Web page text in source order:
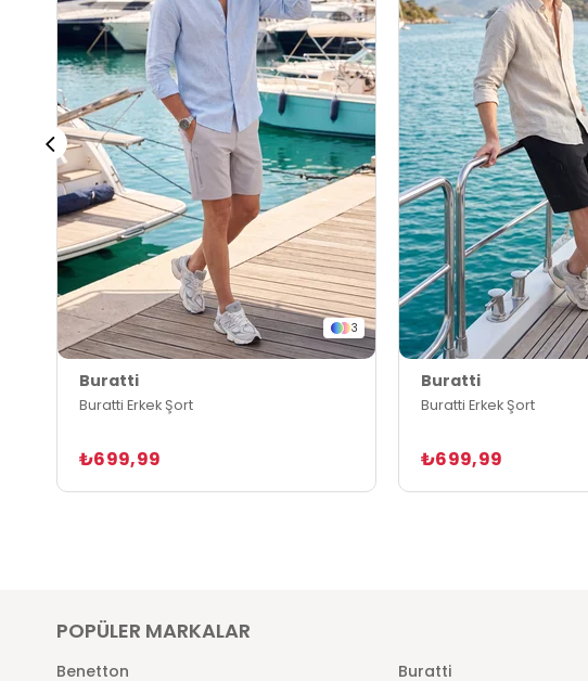
3
Buratti
Buratti Erkek Şort
₺699,99
Buratti
Buratti Erkek Şort
₺699,99
POPÜLER MARKALAR
Benetton
Buratti